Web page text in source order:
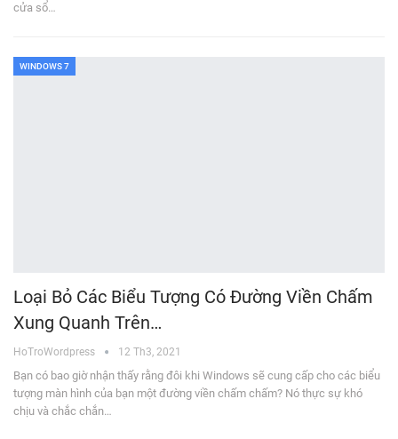
cửa sổ…
WINDOWS 7
Loại Bỏ Các Biểu Tượng Có Đường Viền Chấm
Xung Quanh Trên…
HoTroWordpress 12 Th3, 2021
Bạn có bao giờ nhận thấy rằng đôi khi Windows sẽ cung cấp cho các biểu
tượng màn hình của bạn một đường viền chấm chấm? Nó thực sự khó
chịu và chắc chắn…